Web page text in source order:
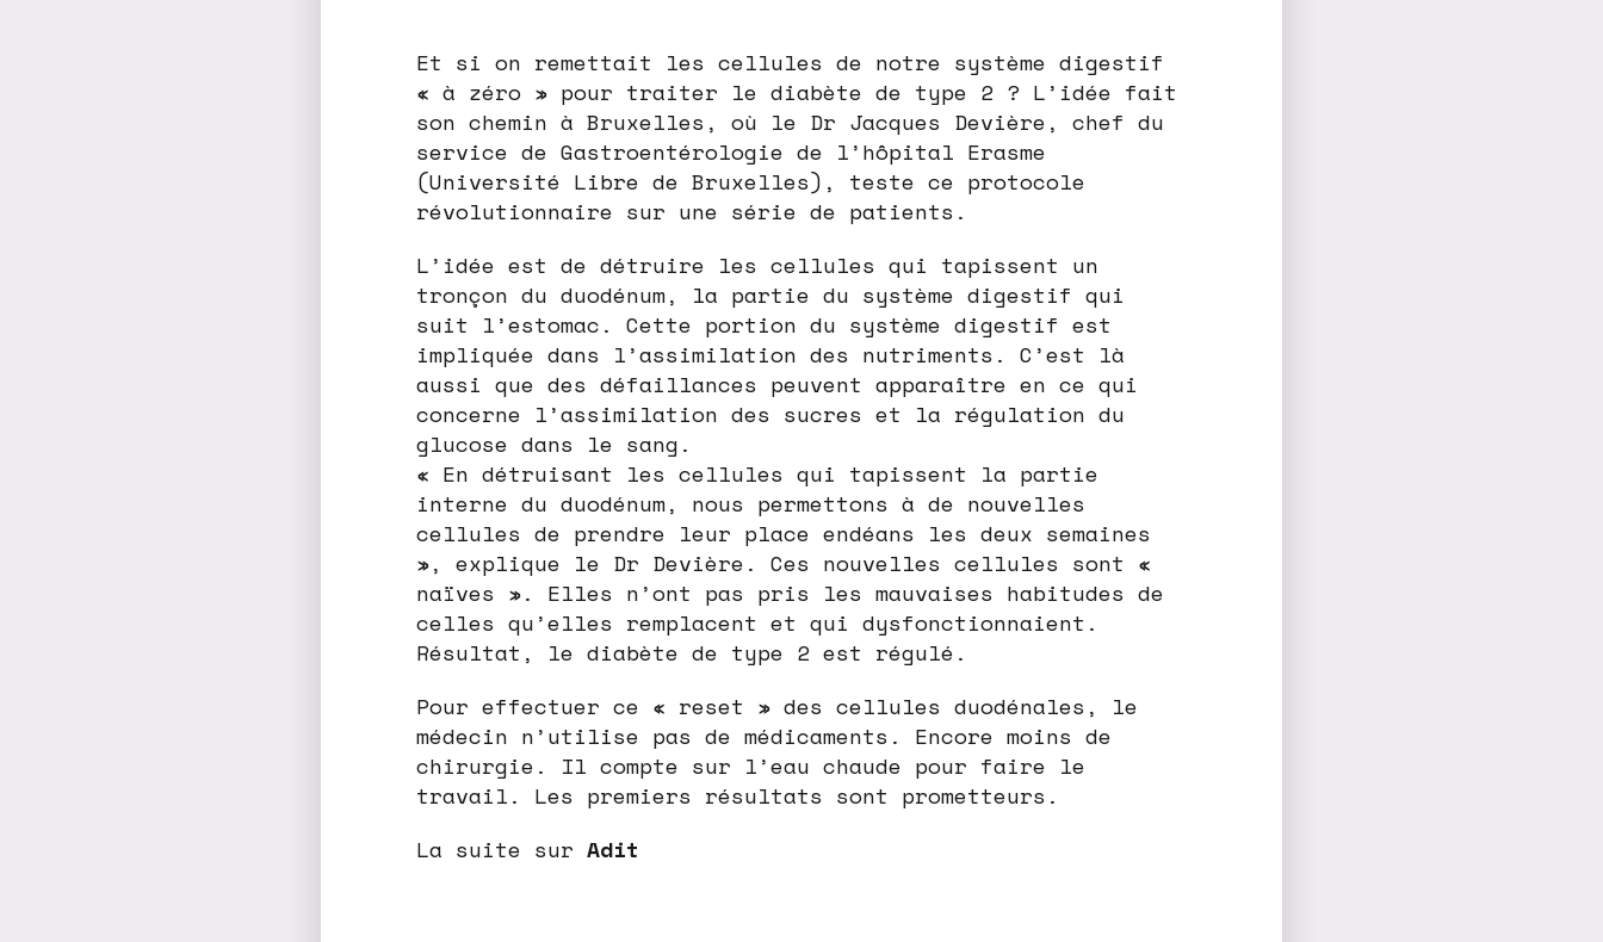
Et si on remettait les cellules de notre système digestif
« à zéro » pour traiter le diabète de type 2 ? L’idée fait
son chemin à Bruxelles, où le Dr Jacques Devière, chef du
service de Gastroentérologie de l’hôpital Erasme
(Université Libre de Bruxelles), teste ce protocole
révolutionnaire sur une série de patients.
L’idée est de détruire les cellules qui tapissent un
tronçon du duodénum, la partie du système digestif qui
suit l’estomac. Cette portion du système digestif est
impliquée dans l’assimilation des nutriments. C’est là
aussi que des défaillances peuvent apparaître en ce qui
concerne l’assimilation des sucres et la régulation du
glucose dans le sang.
« En détruisant les cellules qui tapissent la partie
interne du duodénum, nous permettons à de nouvelles
cellules de prendre leur place endéans les deux semaines
», explique le Dr Devière. Ces nouvelles cellules sont «
naïves ». Elles n’ont pas pris les mauvaises habitudes de
celles qu’elles remplacent et qui dysfonctionnaient.
Résultat, le diabète de type 2 est régulé.
Pour effectuer ce « reset » des cellules duodénales, le
médecin n’utilise pas de médicaments. Encore moins de
chirurgie. Il compte sur l’eau chaude pour faire le
travail. Les premiers résultats sont prometteurs.
La suite sur Adit